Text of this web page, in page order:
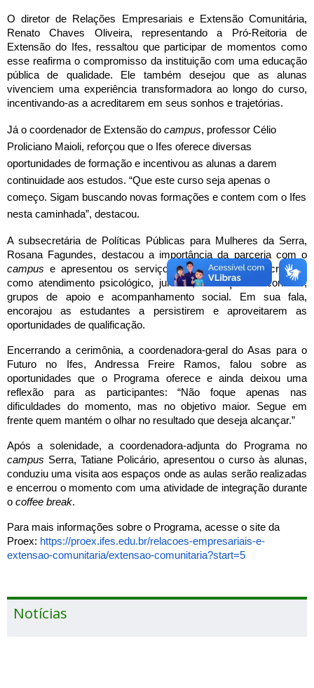
O diretor de Relações Empresariais e Extensão Comunitária,
Renato Chaves Oliveira, representando a Pró-Reitoria de
Extensão do Ifes, ressaltou que participar de momentos como
esse reafirma o compromisso da instituição com uma educação
pública de qualidade. Ele também desejou que as alunas
vivenciem uma experiência transformadora ao longo do curso,
incentivando-as a acreditarem em seus sonhos e trajetórias.
Já o coordenador de Extensão do campus, professor Célio
Proliciano Maioli, reforçou que o Ifes oferece diversas
oportunidades de formação e incentivou as alunas a darem
continuidade aos estudos. “Que este curso seja apenas o
começo. Sigam buscando novas formações e contem com o Ifes
nesta caminhada”, destacou.
A subsecretária de Políticas Públicas para Mulheres da Serra,
Rosana Fagundes, destacou a importância da parceria com o
campus e apresentou os serviços oferecidos pela Secretaria,
como atendimento psicológico, jurídico, mediação de conflitos,
grupos de apoio e acompanhamento social. Em sua fala,
encorajou as estudantes a persistirem e aproveitarem as
oportunidades de qualificação.
Encerrando a cerimônia, a coordenadora-geral do Asas para o
Futuro no Ifes, Andressa Freire Ramos, falou sobre as
oportunidades que o Programa oferece e ainda deixou uma
reflexão para as participantes: “Não foque apenas nas
dificuldades do momento, mas no objetivo maior. Segue em
frente quem mantém o olhar no resultado que deseja alcançar.”
Após a solenidade, a coordenadora-adjunta do Programa no
campus Serra, Tatiane Policário, apresentou o curso às alunas,
conduziu uma visita aos espaços onde as aulas serão realizadas
e encerrou o momento com uma atividade de integração durante
o coffee break.
Para mais informações sobre o Programa, acesse o site da
Proex: https://proex.ifes.edu.br/relacoes-empresariais-e-
extensao-comunitaria/extensao-comunitaria?start=5
Notícias